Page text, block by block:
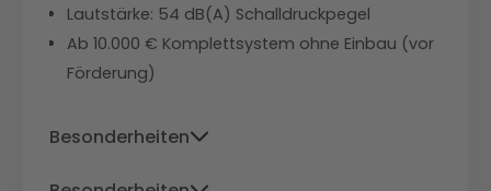
Lautstärke: 54 dB(A) Schalldruckpegel
Ab 10.000 € Komplettsystem ohne Einbau (vor
Förderung)
Besonderheiten
Niedrigster Stromverbrauch im Test,